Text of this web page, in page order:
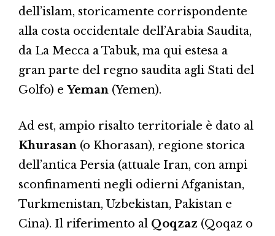
dell’islam, storicamente corrispondente
alla costa occidentale dell’Arabia Saudita,
da La Mecca a Tabuk, ma qui estesa a
gran parte del regno saudita agli Stati del
Golfo) e Yeman (Yemen).
Ad est, ampio risalto territoriale è dato al
Khurasan (o Khorasan), regione storica
dell’antica Persia (attuale Iran, con ampi
sconfinamenti negli odierni Afganistan,
Turkmenistan, Uzbekistan, Pakistan e
Cina). Il riferimento al Qoqzaz (Qoqaz o